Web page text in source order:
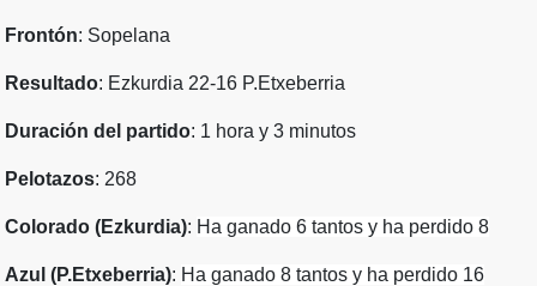
Frontón: Sopelana
Resultado: Ezkurdia 22-16 P.Etxeberria
Duración del partido: 1 hora y 3 minutos
Pelotazos: 268
Colorado (Ezkurdia): Ha ganado 6 tantos y ha perdido 8
Azul (P.Etxeberria): Ha ganado 8 tantos y ha perdido 16